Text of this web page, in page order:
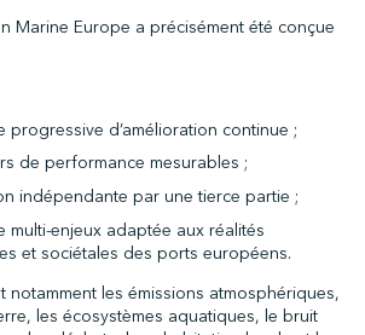
Marine Europe a précisément été conçue
progressive d’amélioration continue ;
de performance mesurables ;
indépendante par une tierce partie ;
multi-enjeux adaptée aux réalités
et sociétales des ports européens.
notamment les émissions atmosphériques,
les écosystèmes aquatiques, le bruit